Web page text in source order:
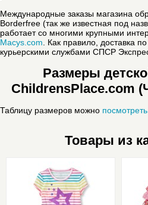
Международные заказы магазина
Borderfree (так же известная под
работает со многими крупными
Macys.com . Как правило, доставка
курьерскими службами СПСР
Размеры
ChildrensPlace.com
Таблицу размеров можно посмотреть
Товары из